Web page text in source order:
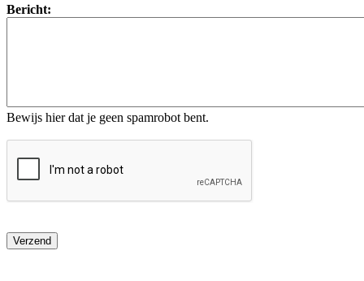
Bericht:
Bewijs hier dat je geen spamrobot bent.